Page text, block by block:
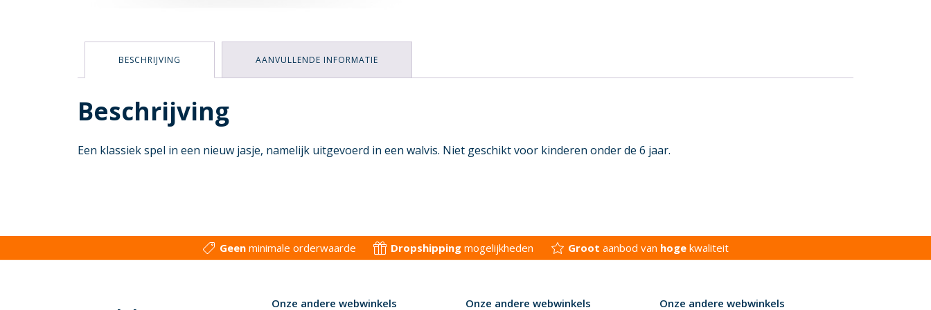
BESCHRIJVING AANVULLENDE INFORMATIE
Beschrijving
Een klassiek spel in een nieuw jasje, namelijk uitgevoerd in een walvis. Niet geschikt voor kinderen onder de 6 jaar.
Geen minimale orderwaarde Dropshipping mogelijkheden Groot aanbod van hoge kwaliteit
Onze andere webwinkels Onze andere webwinkels Onze andere webwinkels